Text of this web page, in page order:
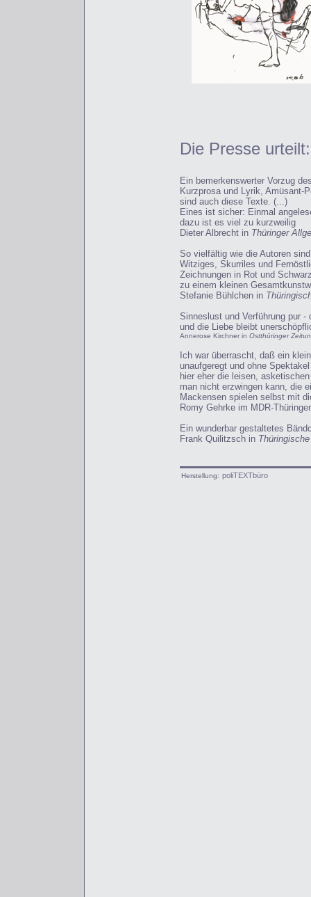
Die Presse urteilt:
Ein bemerkenswerter Vorzug
Kurzprosa und Lyrik, Amüsant-
sind auch diese Texte. (...)
Eines ist sicher: Einmal
dazu ist es viel zu kurzweilig
Dieter Albrecht in Thüringer
So vielfältig wie die Autoren
Witziges, Skurriles und
Zeichnungen in Rot und
zu einem kleinen
Stefanie Bühlchen in
Sinneslust und Verführung pur
und die Liebe bleibt
Annerose Kirchner in Ostthüringer
Ich war überrascht, daß ein
unaufgeregt und ohne
hier eher die leisen,
man nicht erzwingen kann, die
Mackensen spielen selbst mit
Romy Gehrke im MDR-
Ein wunderbar gestaltetes
Frank Quilitzsch in
Herstellung: poliTEXTbüro